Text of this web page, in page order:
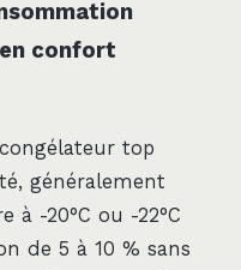
confort
top
généralement
à -20°C ou -22°C
de 5 à 10 % sans